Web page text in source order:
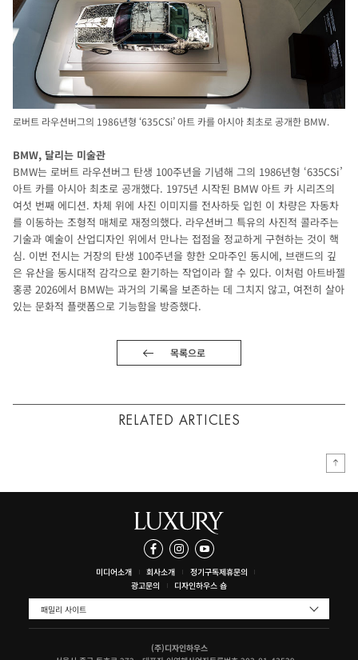
로버트 라우션버그의 1986년형 ‘635CSi’ 아트 카를 아시아 최초로 공개한 BMW.
BMW, 달리는 미술관
BMW는 로버트 라우션버그 탄생 100주년을 기념해 그의 1986년형 ‘635CSi’
아트 카를 아시아 최초로 공개했다. 1975년 시작된 BMW 아트 카 시리즈의
여섯 번째 에디션. 차체 위에 사진 이미지를 전사하듯 입힌 이 차량은 자동차
를 이동하는 조형적 매체로 재정의했다. 라우션버그 특유의 사진적 콜라주는
기술과 예술이 산업디자인 위에서 만나는 접점을 정교하게 구현하는 것이 핵
심. 이번 전시는 거장의 탄생 100주년을 향한 오마주인 동시에, 브랜드의 깊
은 유산을 동시대적 감각으로 환기하는 작업이라 할 수 있다. 이처럼 아트바젤
홍콩 2026에서 BMW는 과거의 기록을 보존하는 데 그치지 않고, 여전히 살아
있는 문화적 플랫폼으로 기능함을 방증했다.
목록으로
RELATED ARTICLES
미디어소개 회사소개 정기구독제휴문의
광고문의
디자인하우스 숍
패밀리 사이트
(주)디자인하우스